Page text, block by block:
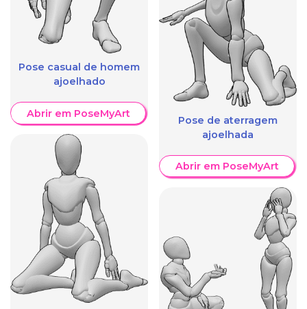
Pose casual de homem
ajoelhado
Abrir em PoseMyArt
Pose de aterragem
ajoelhada
Abrir em PoseMyArt